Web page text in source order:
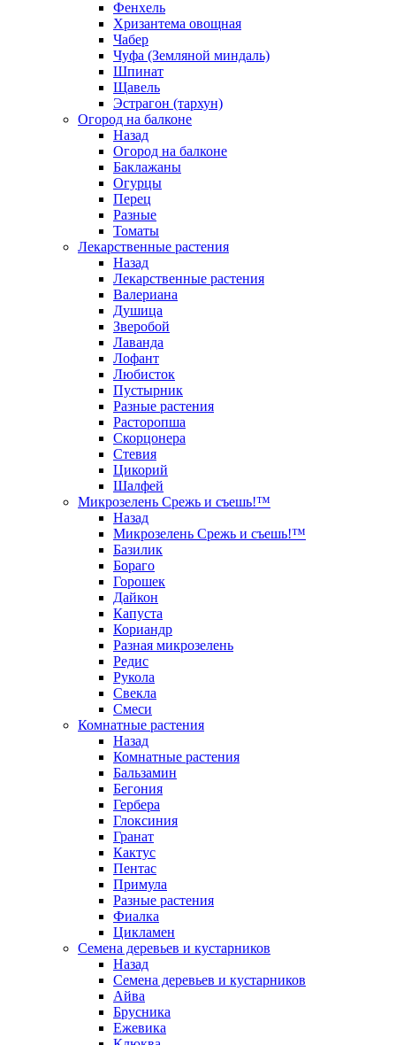
Фенхель
Хризантема овощная
Чабер
Чуфа (Земляной миндаль)
Шпинат
Щавель
Эстрагон (тархун)
Огород на балконе
Назад
Огород на балконе
Баклажаны
Огурцы
Перец
Разные
Томаты
Лекарственные растения
Назад
Лекарственные растения
Валериана
Душица
Зверобой
Лаванда
Лофант
Любисток
Пустырник
Разные растения
Расторопша
Скорцонера
Стевия
Цикорий
Шалфей
Микрозелень Срежь и съешь!™
Назад
Микрозелень Срежь и съешь!™
Базилик
Бораго
Горошек
Дайкон
Капуста
Кориандр
Разная микрозелень
Редис
Рукола
Свекла
Смеси
Комнатные растения
Назад
Комнатные растения
Бальзамин
Бегония
Гербера
Глоксиния
Гранат
Кактус
Пентас
Примула
Разные растения
Фиалка
Цикламен
Семена деревьев и кустарников
Назад
Семена деревьев и кустарников
Айва
Брусника
Ежевика